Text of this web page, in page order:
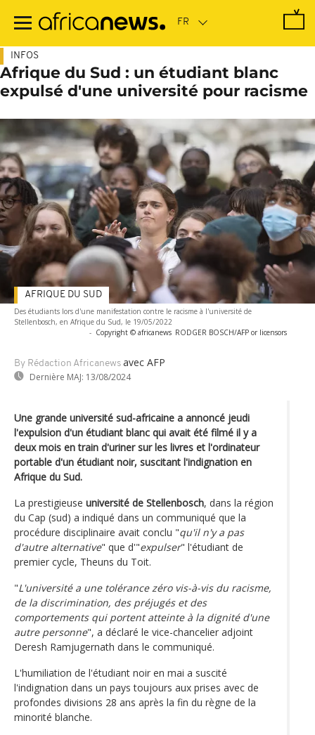
contenu
INFOS
Afrique du Sud : un étudiant blanc
expulsé d'une université pour racisme
Des étudiants lors d'une manifestation contre le racisme à l'université de
Stellenbosch, en Afrique du Sud, le 19/05/2022
- Copyright © africanews RODGER BOSCH/AFP or licensors
By Rédaction Africanews avec AFP
Dernière MAJ: 13/08/2024
AFRIQUE DU SUD
Une grande université sud-africaine a annoncé jeudi
l'expulsion d'un étudiant blanc qui avait été filmé il y a
deux mois en train d'uriner sur les livres et l'ordinateur
portable d'un étudiant noir, suscitant l'indignation en
Afrique du Sud.
La prestigieuse université de Stellenbosch, dans la région
du Cap (sud) a indiqué dans un communiqué que la
procédure disciplinaire avait conclu "qu'il n'y a pas
d'autre alternative" que d'"expulser" l'étudiant de
premier cycle, Theuns du Toit.
"L'université a une tolérance zéro vis-à-vis du racisme,
de la discrimination, des préjugés et des
comportements qui portent atteinte à la dignité d'une
autre personne", a déclaré le vice-chancelier adjoint
Deresh Ramjugernath dans le communiqué.
L'humiliation de l'étudiant noir en mai a suscité
l'indignation dans un pays toujours aux prises avec de
profondes divisions 28 ans après la fin du règne de la
minorité blanche.